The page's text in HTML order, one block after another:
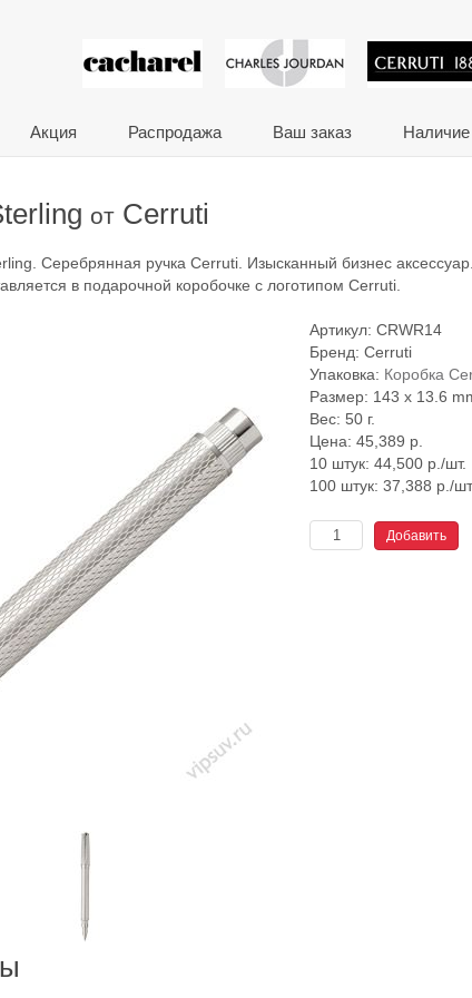
VIP сувениры и
Акция Распродажа Ваш заказ Наличие
от Cerruti
Серебрянная ручка Cerruti. Изысканный бизнес
в подарочной коробочке с логотипом Cerruti.
Артикул: CRWR14
Бренд: Cerruti
Упаковка: Коробка
Размер: 143 x 13.6
Вес: 50 г.
Цена: 45,389 р.
10 штук: 44,500 р./шт.
100 штук: 37,388 р./